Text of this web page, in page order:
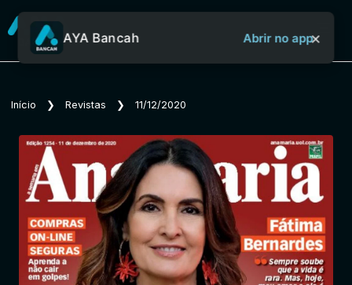
Sobre o Aya Bancah
Início
Revistas
Jornais
AYA Bancah Abrir no app×
Início ❯ Revistas ❯ 11/12/2020